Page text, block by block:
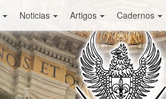
Noticias Artigos Cadernos